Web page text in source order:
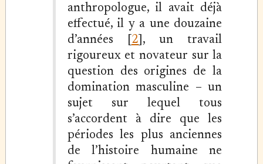
anthropologue, il avait déjà
effectué, il y a une douzaine
d’années [ 2 ], un travail
rigoureux et novateur sur la
question des origines de la
domination masculine – un
sujet sur lequel tous
s’accordent à dire que les
périodes les plus anciennes
de l’histoire humaine ne